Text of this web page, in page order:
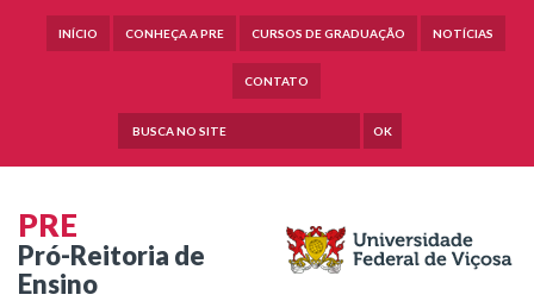
INÍCIO CONHEÇA A PRE CURSOS DE GRADUAÇÃO NOTÍCIAS
CONTATO
OK
PRE
Pró-Reitoria de
Ensino